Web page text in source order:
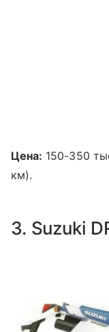
Цена: 150-350
км).
3. Suzuki